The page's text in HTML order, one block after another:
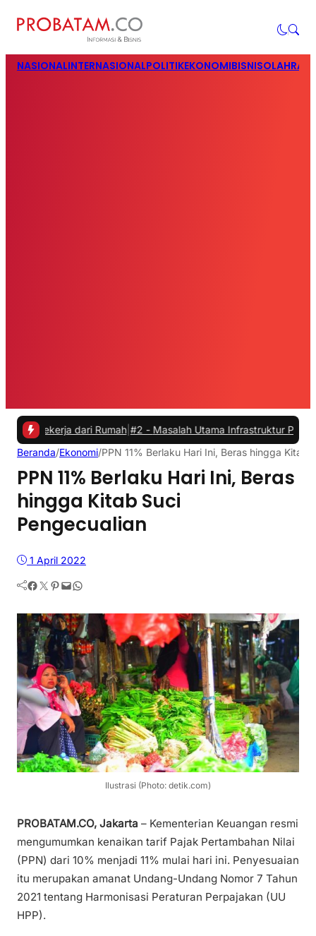
NASIONALINTERNASIONALPOLITIKEKONOMIBISNIS
dari Rumah|#2 -Masalah Utama Infrastruktur Pengisian Daya
Beranda/Ekonomi/PPN 11% Berlaku Hari Ini, Beras hingga Kitab
PPN 11% Berlaku Hari Ini, Beras
hingga Kitab Suci
Pengecualian
1 April 2022
Facebook Twitter Pinterest Mail WhatsApp
Ilustrasi (Photo: detik.com)
PROBATAM.CO, Jakarta – Kementerian Keuangan resmi
mengumumkan kenaikan tarif Pajak Pertambahan Nilai
(PPN) dari 10% menjadi 11% mulai hari ini. Penyesuaian
itu merupakan amanat Undang-Undang Nomor 7 Tahun
2021 tentang Harmonisasi Peraturan Perpajakan (UU
HPP).